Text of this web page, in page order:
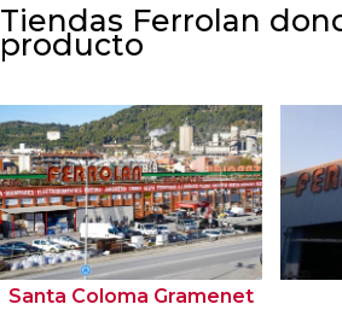
Tiendas Ferrolan
producto
Santa Coloma Gramenet